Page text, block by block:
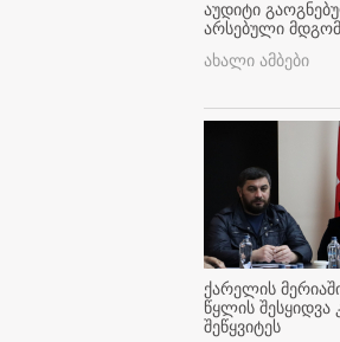
აუდიტი
არსებული
ახალი ამბები
ქარელის
წყლის შესყიდვა
შეწყვიტეს